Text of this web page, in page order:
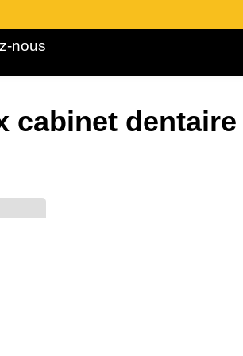
nous
cabinet dentaire